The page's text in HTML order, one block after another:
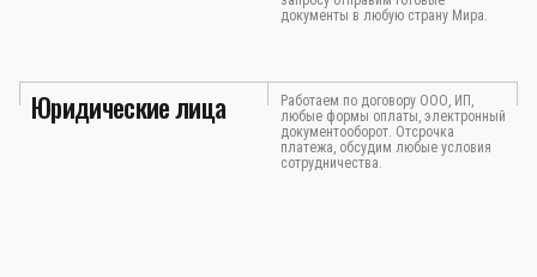
документы в любую страну Мира.
Юридические лица
Работаем по договору ООО, ИП,
любые формы оплаты, электронный
документооборот. Отсрочка
платежа, обсудим любые условия
сотрудничества.